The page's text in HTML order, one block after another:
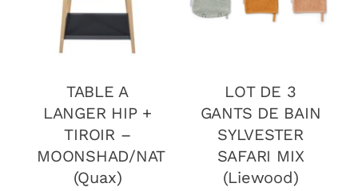
TABLE A
LANGER HIP +
TIROIR –
MOONSHAD/NAT
(Quax)
LOT DE 3
GANTS DE BAIN
SYLVESTER
SAFARI MIX
(Liewood)